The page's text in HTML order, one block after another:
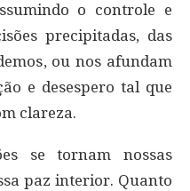
o controle e
precipitadas, das
ou nos afundam
e desespero tal que
clareza.
se tornam nossas
paz interior. Quanto